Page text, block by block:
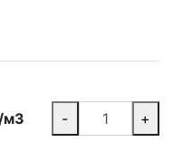
м3
- +